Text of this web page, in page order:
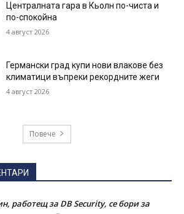
Централната гара в Кьолн по-чиста и
по-спокойна
4 август 2026
Германски град купи нови влакове без
климатици въпреки рекордните жеги
4 август 2026
Повече
работещ за DB Security, се бори за